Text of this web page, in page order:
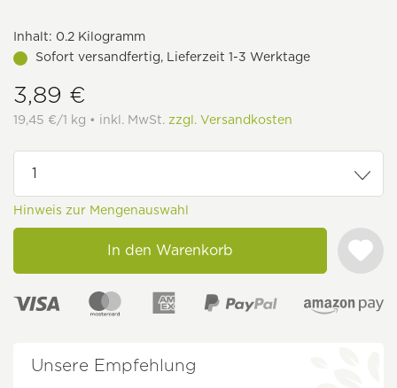
Inhalt: 0.2 Kilogramm
Sofort versandfertig, Lieferzeit 1-3 Werktage
3,89 €
19,45 €/1 kg • inkl. MwSt. zzgl. Versandkosten
Hinweis zur Mengenauswahl
In den Warenkorb
Unsere Empfehlung